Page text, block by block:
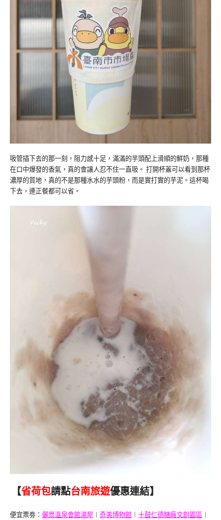
吸管插下去的那一刻，阻力感十足，滿滿的芋頭配上滑順的鮮奶，那種
在口中爆發的香氣，真的會讓人忍不住一直吸。 打開杯蓋可以看到那杯
濃厚的質地，真的不是那種水水的芋頭粉，而是實打實的芋泥。這杯喝
下去，連正餐都可以省。
【省荷包請點台南旅遊優惠連結】
便宜票劵： 儷景溫泉會館湯屋 ︱ 奇美博物館 ︱ 十鼓仁德糖廠文創園區 ︱